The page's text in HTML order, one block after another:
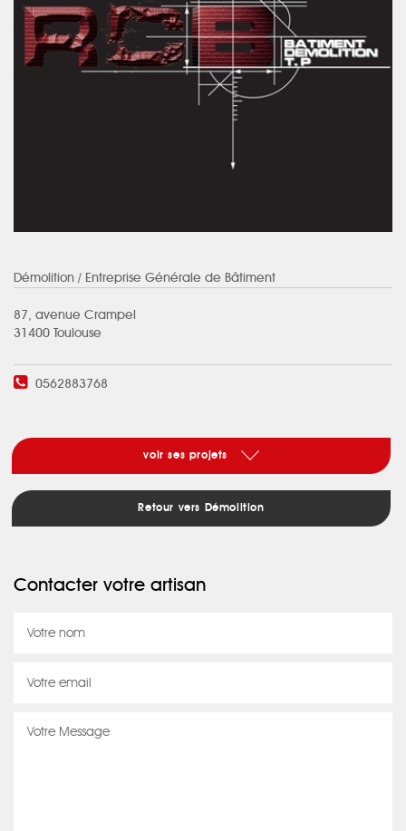
Démolition / Entreprise Générale de Bâtiment
87, avenue Crampel
31400 Toulouse
0562883768
voir ses projets
Retour vers Démolition
Contacter votre artisan